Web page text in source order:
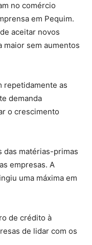
no comércio
em Pequim.
aceitar novos
maior sem aumentos
repetidamente as
demanda
o crescimento
das matérias-primas
empresas. A
uma máxima em
de crédito à
de lidar com os